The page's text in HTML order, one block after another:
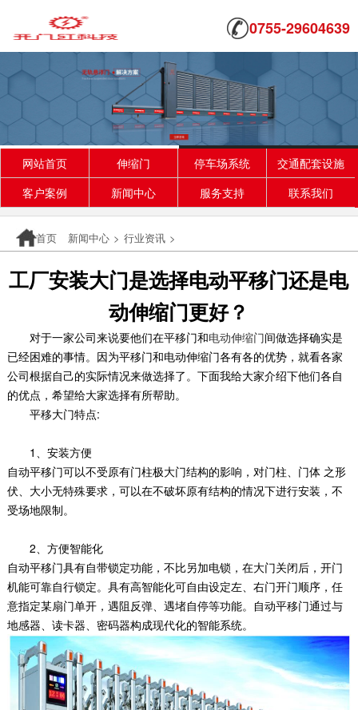
0755-29604639
网站首页 伸缩门 停车场系统
交通配套设施
客户案例
新闻中心 服务支持 联系我们
首页 新闻中心 > 行业资讯 >
工厂安装大门是选择电动平移门还是电
动伸缩门更好？
对于一家公司来说要他们在平移门和电动伸缩门间做选择确实是
已经困难的事情。因为平移门和电动伸缩门各有各的优势，就看各家
公司根据自己的实际情况来做选择了。下面我给大家介绍下他们各自
的优点，希望给大家选择有所帮助。
平移大门特点:
1、安装方便
自动平移门可以不受原有门柱极大门结构的影响，对门柱、门体 之形
伏、大小无特殊要求，可以在不破坏原有结构的情况下进行安装，不
受场地限制。
2、方便智能化
自动平移门具有自带锁定功能，不比另加电锁，在大门关闭后，开门
机能可靠自行锁定。具有高智能化可自由设定左、右门开门顺序，任
意指定某扇门单开，遇阻反弹、遇堵自停等功能。自动平移门通过与
地感器、读卡器、密码器构成现代化的智能系统。